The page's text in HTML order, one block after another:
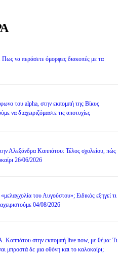
να περάσετε όμορφες διακοπές με τα
του alpha, στην εκπομπή της Βίκυς
να διαχειριζόμαστε τις αποτυχίες
Αλεξάνδρα Καππάτου: Τέλος σχολείου, πώς
26/06/2026
του Αυγούστου»; Ειδικός εξηγεί τι
04/08/2026
στην εκπομπή live now, με θέμα: Τι
μπροστά δε μια οθόνη και το καλοκαίρι;